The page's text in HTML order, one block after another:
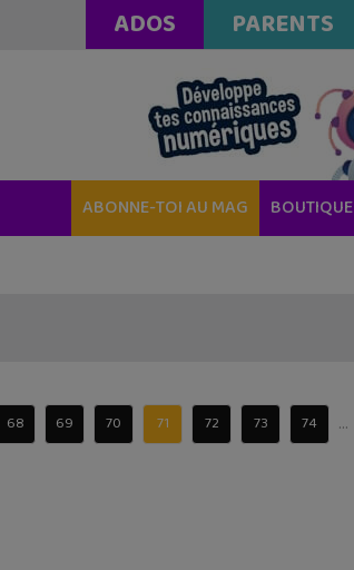
ADOS PARENTS
ABONNE-TOI AU MAG BOUTIQUE
68 69 70 71 72 73 74 ...